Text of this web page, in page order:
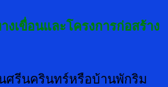
งเขื่อนและโครงการก่อสร้าง
ศรีนครินทร์หรือบ้านพักริม